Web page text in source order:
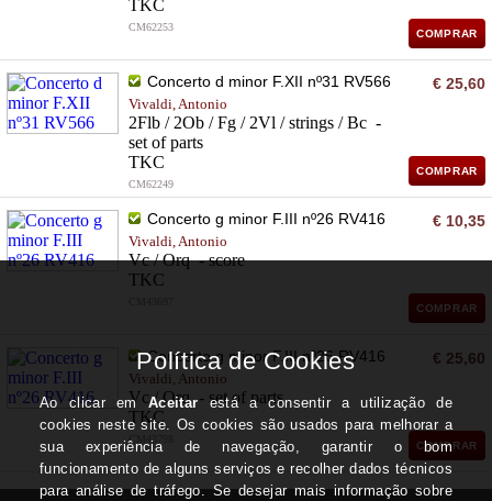
TKC
CM62253
COMPRAR
Concerto d minor F.XII nº31 RV566
Vivaldi, Antonio
2Flb / 2Ob / Fg / 2Vl / strings / Bc -
set of parts
TKC
CM62249
€ 25,60
COMPRAR
Concerto g minor F.III nº26 RV416
Vivaldi, Antonio
Vc / Orq - score
TKC
€ 10,35
COMPRAR
Concerto g minor F.III nº26 RV416
Vivaldi, Antonio
Vc / Orq - set of parts
TKC
CM43798
€ 25,60
COMPRAR